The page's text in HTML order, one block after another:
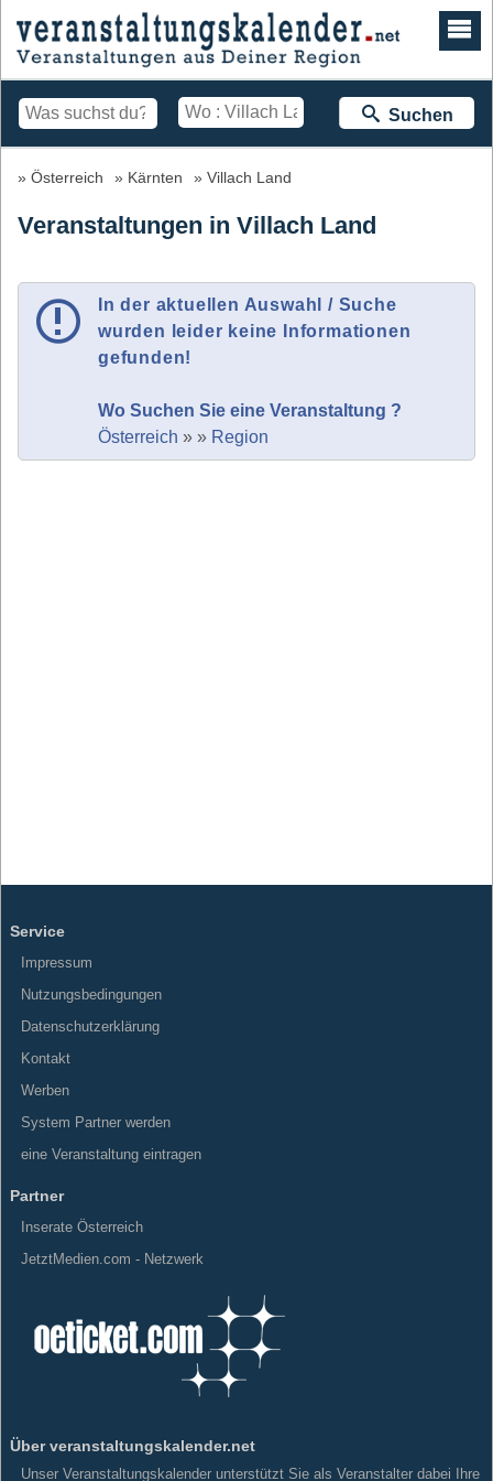
Suchen
Österreich Kärnten Villach Land
Veranstaltungen in Villach Land
In der aktuellen Auswahl / Suche
wurden leider keine Informationen
gefunden!
Wo Suchen Sie eine Veranstaltung ?
Österreich » » Region
Service
Impressum
Nutzungsbedingungen
Datenschutzerklärung
Kontakt
Werben
System Partner werden
eine Veranstaltung eintragen
Partner
Inserate Österreich
JetztMedien.com - Netzwerk
Über veranstaltungskalender.net
Unser Veranstaltungskalender unterstützt Sie als Veranstalter dabei Ihre